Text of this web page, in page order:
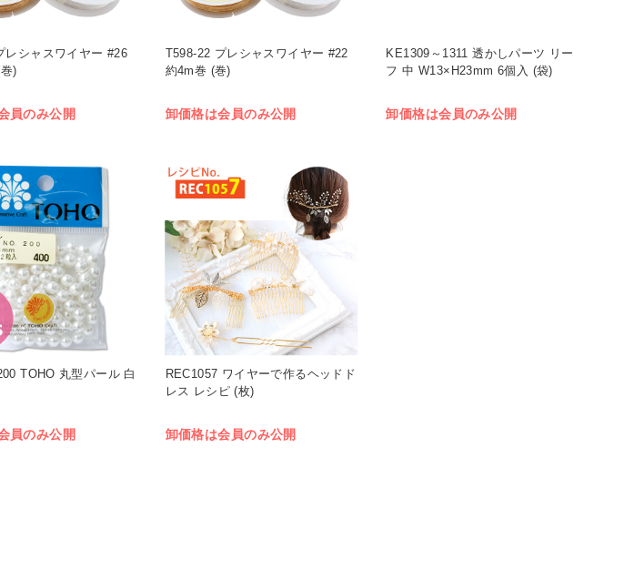
レシャスワイヤー #26
)
員のみ公開
T598-22 プレシャスワイヤー #22
約4m巻 (巻)
卸価格は会員のみ公開
KE1309～1311 透かしパーツ リー
フ 中 W13×H23mm 6個入 (袋)
卸価格は会員のみ公開
TOHO 丸型パール 白
員のみ公開
REC1057 ワイヤーで作るヘッドド
レス レシピ (枚)
卸価格は会員のみ公開